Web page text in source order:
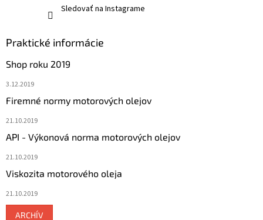
Sledovať na Instagrame
Praktické informácie
Shop roku 2019
3.12.2019
Firemné normy motorových olejov
21.10.2019
API - Výkonová norma motorových olejov
21.10.2019
Viskozita motorového oleja
21.10.2019
ARCHÍV